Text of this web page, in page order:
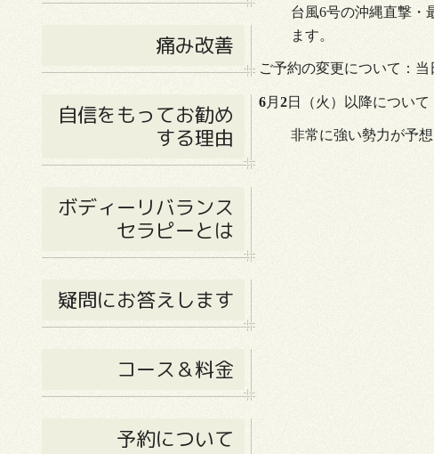
痛み改善
自信をもってお勧め
する理由
ボディーリバランス
セラピーとは
疑問にお答えします
コース＆料金
予約について
台風6号の沖縄直撃・
ます。
ご予約の変更について：
6月 2日（火）以降につい
非常に強い勢力が予